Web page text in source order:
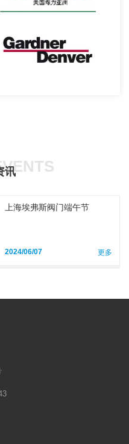
讯
上海埃弗斯阀门端午节
2024/06/07 更多